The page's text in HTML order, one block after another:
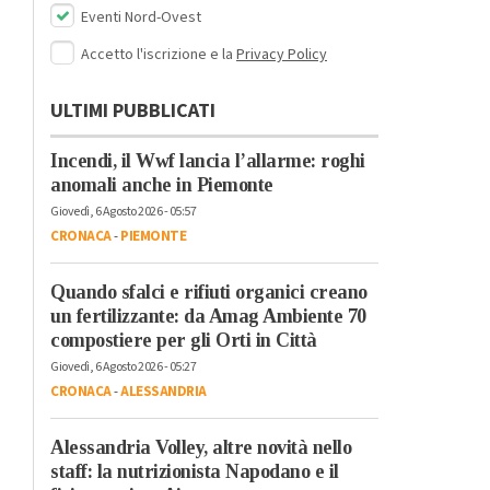
Eventi Nord-Ovest
Accetto l'iscrizione e la Privacy Policy
ULTIMI PUBBLICATI
Incendi, il Wwf lancia l’allarme: roghi
anomali anche in Piemonte
Giovedì, 6 Agosto 2026 - 05:57
CRONACA-PIEMONTE
Quando sfalci e rifiuti organici creano
un fertilizzante: da Amag Ambiente 70
compostiere per gli Orti in Città
Giovedì, 6 Agosto 2026 - 05:27
CRONACA-ALESSANDRIA
Alessandria Volley, altre novità nello
staff: la nutrizionista Napodano e il